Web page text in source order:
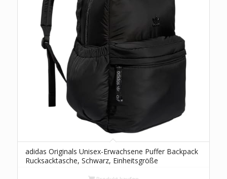
adidas Originals Unisex-Erwachsene Puffer Backpack
Rucksacktasche, Schwarz, Einheitsgröße